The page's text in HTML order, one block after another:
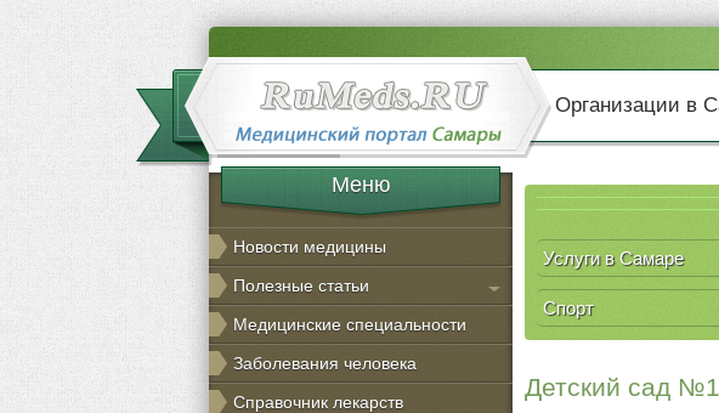
Организации в
Меню
Новости медицины
Полезные статьи
Медицинские специальности
Заболевания человека
Справочник лекарств
Услуги в Самаре
Спорт
Детский сад